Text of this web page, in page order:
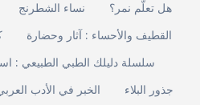
نساء الشطرنج
هل تعلّم نمر؟
القطيف والأحساء : آثار وحضارة
سلسلة دليلك الطبي الطبيعي :
الخبر في الأدب
جذور البلاء